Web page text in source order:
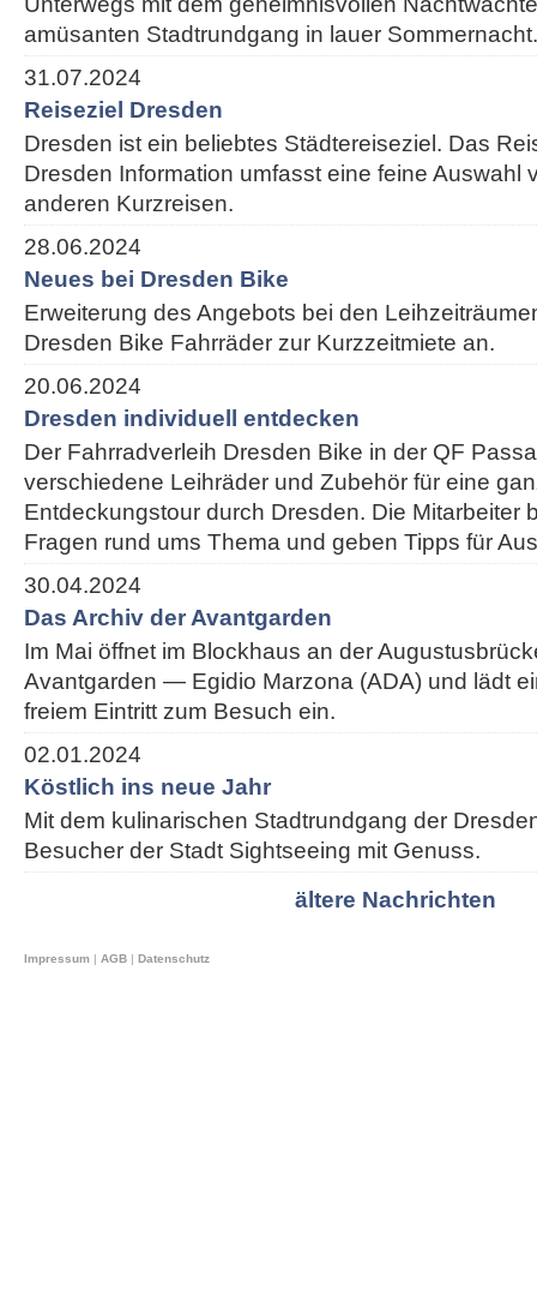
amüsanten Stadtrundgang in lauer Sommernacht.
31.07.2024
Reiseziel Dresden
Dresden ist ein beliebtes Städtereiseziel. Das
Dresden Information umfasst eine feine Auswahl
anderen Kurzreisen.
28.06.2024
Neues bei Dresden Bike
Erweiterung des Angebots bei den
Dresden Bike Fahrräder zur Kurzzeitmiete an.
20.06.2024
Dresden individuell entdecken
Der Fahrradverleih Dresden Bike in der QF
verschiedene Leihräder und Zubehör für eine
Entdeckungstour durch Dresden. Die Mitarbeiter
Fragen rund ums Thema und geben Tipps für
30.04.2024
Das Archiv der Avantgarden
Im Mai öffnet im Blockhaus an der
Avantgarden — Egidio Marzona (ADA) und lädt
freiem Eintritt zum Besuch ein.
02.01.2024
Köstlich ins neue Jahr
Mit dem kulinarischen Stadtrundgang der
Besucher der Stadt Sightseeing mit Genuss.
ältere Nachrichten
Impressum | AGB | Datenschutz